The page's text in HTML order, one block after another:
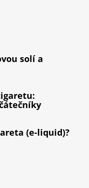
solí a
(e-liquid)?